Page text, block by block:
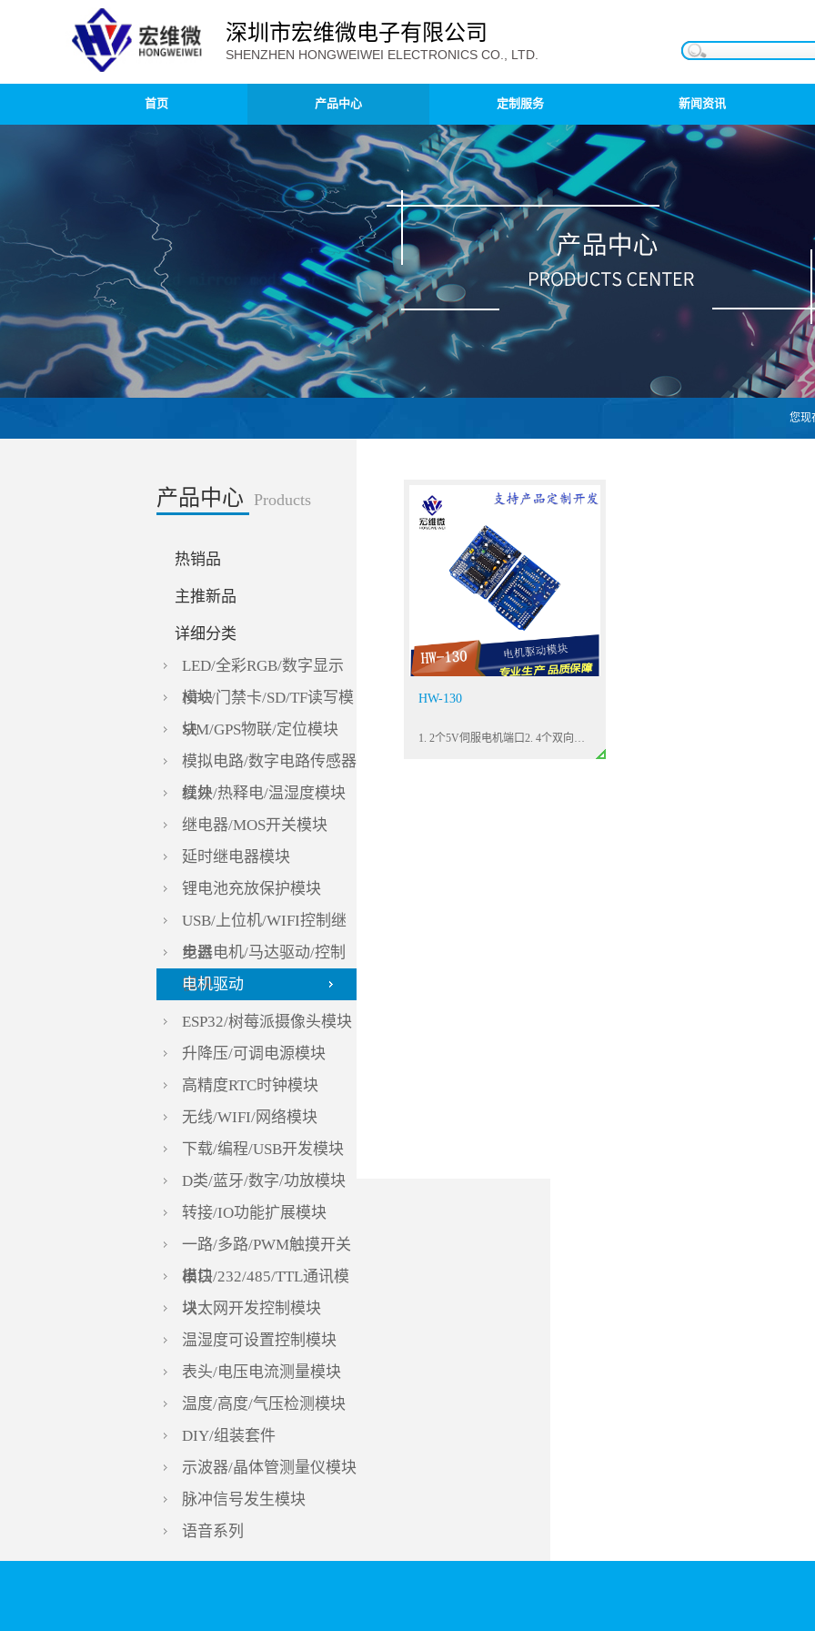
深圳市宏维微电子有限公司
SHENZHEN HONGWEIWEI ELECTRONICS CO., LTD.
首页 产品中心 定制服务 新闻资讯
产品中心 Products
热销品
主推新品
详细分类
LED/全彩RGB/数字显示
模块
NFC/门禁卡/SD/TF读写模
块
SIM/GPS物联/定位模块
模拟电路/数字电路传感器
模块
红外/热释电/温湿度模块
继电器/MOS开关模块
延时继电器模块
锂电池充放保护模块
USB/上位机/WIFI控制继
电器
步进电机/马达驱动/控制
模块
电机驱动
ESP32/树莓派摄像头模块
升降压/可调电源模块
高精度RTC时钟模块
无线/WIFI/网络模块
下载/编程/USB开发模块
D类/蓝牙/数字/功放模块
转接/IO功能扩展模块
一路/多路/PWM触摸开关
模块
串口/232/485/TTL通讯模
块
以太网开发控制模块
温湿度可设置控制模块
表头/电压电流测量模块
温度/高度/气压检测模块
DIY/组装套件
示波器/晶体管测量仪模块
脉冲信号发生模块
语音系列
您现
HW-130
1. 2个5V伺服电机端口2. 4个双向DC 电机各自带有8位速度选择3. 2个步进电机(单极或双极) 单线圈，双线圈，交错或微步